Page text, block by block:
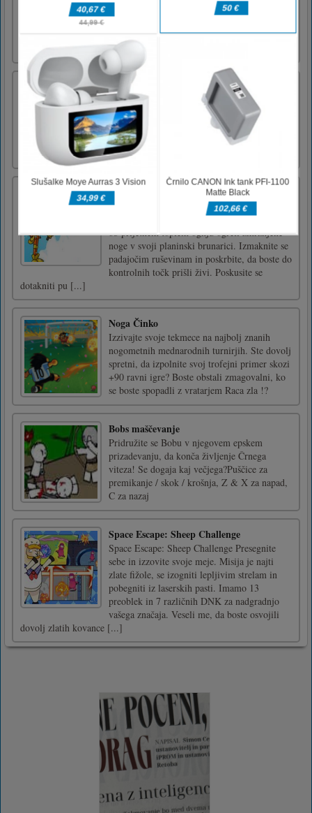
sprožijo žogo na skodelico, nato pa lahko
pridružite, da pokažete svoje sposobnosti in
pridobite užitek [...]
Dotaknite se navzdol
za zmago moraš s prstom potegniti črto do
končne točkeza zmago moraš s prstom
potegniti črto do končne točke
Plezalec
Cilj igre Climber je vztrajati v plezanju,
dokler ne pridete do vrha, tako da boste lahko
ob prijetnem toplem ognju ogreli zmrznjene
noge v svoji planinski brunarici. Izmaknite se
padajočim ruševinam in poskrbite, da boste do
kontrolnih točk prišli živi. Poskusite se
dotakniti pu [...]
Noga Činko
Izzivajte svoje tekmece na najbolj znanih
nogometnih mednarodnih turnirjih. Ste dovolj
spretni, da izpolnite svoj trofejni primer skozi
+90 ravni igre? Boste obstali zmagovalni, ko
se boste spopadli z vratarjem Raca zla !?
Bobs maščevanje
Pridružite se Bobu v njegovem epskem
prizadevanju, da konča življenje Črnega
viteza! Se dogaja kaj večjega?Puščice za
premikanje / skok / krošnja, Z & X za napad,
C za nazaj
Space Escape: Sheep Challenge
Space Escape: Sheep Challenge Presegnite
sebe in izzovite svoje meje. Misija je najti
zlate fižole, se izogniti lepljivim strelam in
pobegniti iz laserskih pasti. Imamo 13
preoblek in 7 različnih DNK za nadgradnjo
vašega značaja. Veseli me, da boste osvojili
dovolj zlatih kovance [...]